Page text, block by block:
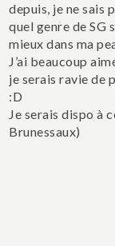
depuis, je ne sais
quel genre de SG
mieux dans ma
J’ai beaucoup
je serais ravie de
:D
Je serais dispo à
Brunessaux)